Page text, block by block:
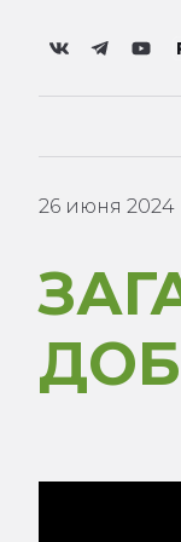
26 июня 2024